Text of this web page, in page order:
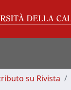
su Rivista